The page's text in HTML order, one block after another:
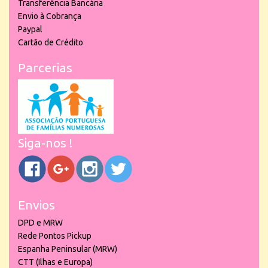
Transferência Bancária
Envio à Cobrança
Paypal
Cartão de Crédito
Parcerias
Siga-nos !
Envios
DPD e MRW
Rede Pontos Pickup
Espanha Peninsular (MRW)
CTT (Ilhas e Europa)